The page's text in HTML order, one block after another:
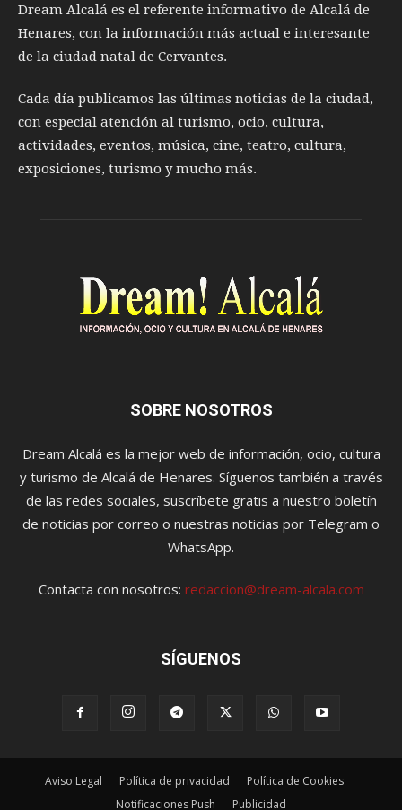
Dream Alcalá es el referente informativo de Alcalá de
Henares, con la información más actual e interesante
de la ciudad natal de Cervantes.
Cada día publicamos las últimas noticias de la ciudad,
con especial atención al turismo, ocio, cultura,
actividades, eventos, música, cine, teatro, cultura,
exposiciones, turismo y mucho más.
SOBRE NOSOTROS
Dream Alcalá es la mejor web de información, ocio, cultura
y turismo de Alcalá de Henares. Síguenos también a través
de las redes sociales, suscríbete gratis a nuestro boletín
de noticias por correo o nuestras noticias por Telegram o
WhatsApp.
Contacta con nosotros: redaccion@dream-alcala.com
SÍGUENOS
Aviso Legal Política de privacidad
Política de Cookies
Notificaciones Push
Publicidad